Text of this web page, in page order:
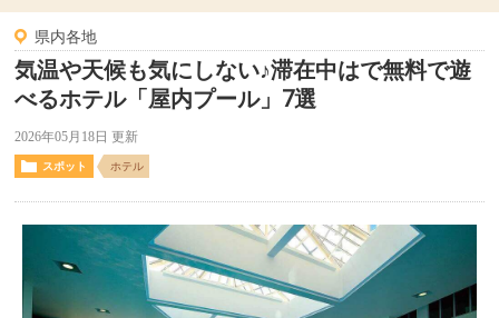
県内各地
気温や天候も気にしない♪滞在中はで無料で遊
べるホテル「屋内プール」7選
2026年05月18日 更新
スポット ホテル